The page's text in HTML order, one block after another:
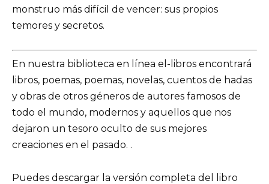
monstruo más difícil de vencer: sus propios
temores y secretos.
En nuestra biblioteca en línea el-libros encontrará
libros, poemas, poemas, novelas, cuentos de hadas
y obras de otros géneros de autores famosos de
todo el mundo, modernos y aquellos que nos
dejaron un tesoro oculto de sus mejores
creaciones en el pasado. .
Puedes descargar la versión completa del libro